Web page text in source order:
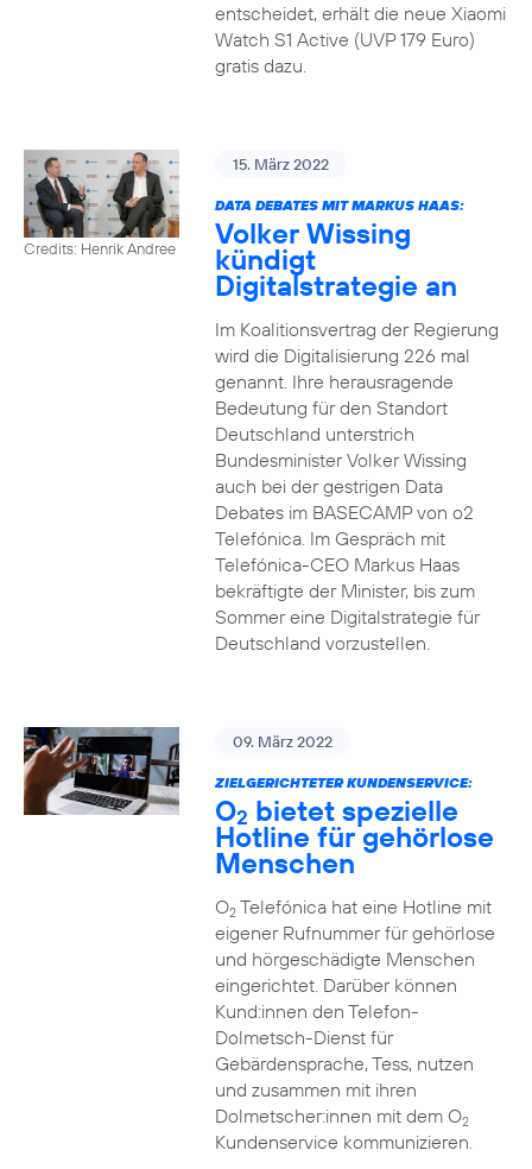
entscheidet, erhält die neue Xiaomi
Watch S1 Active (UVP 179 Euro)
gratis dazu.
Credits: Henrik Andree
15. März 2022
DATA DEBATES MIT MARKUS HAAS:
Volker Wissing
kündigt
Digitalstrategie an
Im Koalitionsvertrag der Regierung
wird die Digitalisierung 226 mal
genannt. Ihre herausragende
Bedeutung für den Standort
Deutschland unterstrich
Bundesminister Volker Wissing
auch bei der gestrigen Data
Debates im BASECAMP von o2
Telefónica. Im Gespräch mit
Telefónica-CEO Markus Haas
bekräftigte der Minister, bis zum
Sommer eine Digitalstrategie für
Deutschland vorzustellen.
09. März 2022
ZIELGERICHTETER KUNDENSERVICE:
O2 bietet spezielle
Hotline für gehörlose
Menschen
O2Telefónica hat eine Hotline mit
eigener Rufnummer für gehörlose
und hörgeschädigte Menschen
eingerichtet. Darüber können
Kund:innen den Telefon-
Dolmetsch-Dienst für
Gebärdensprache, Tess, nutzen
und zusammen mit ihren
Dolmetscher:innen mit dem O2
Kundenservice kommunizieren.